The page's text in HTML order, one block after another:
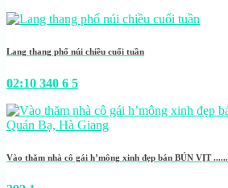
Lang thang phố núi chiều cuối tuần
02:10 340 6 5
Vào thăm nhà cô gái h’mông xinh đẹp bán BÚN VỊT ......